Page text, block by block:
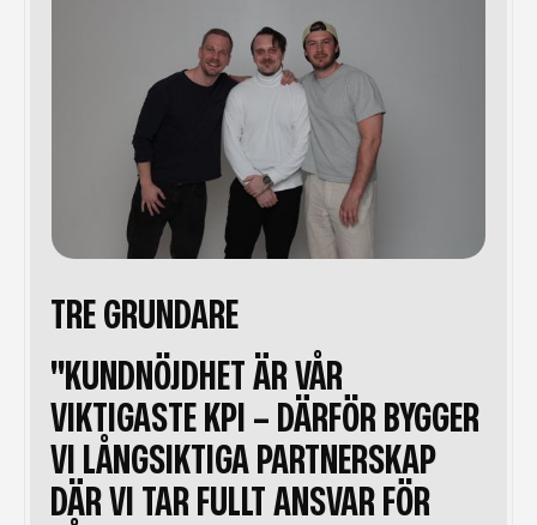
TRE GRUNDARE
"KUNDNÖJDHET ÄR VÅR
VIKTIGASTE KPI – DÄRFÖR BYGGER
VI LÅNGSIKTIGA PARTNERSKAP
DÄR VI TAR FULLT ANSVAR FÖR